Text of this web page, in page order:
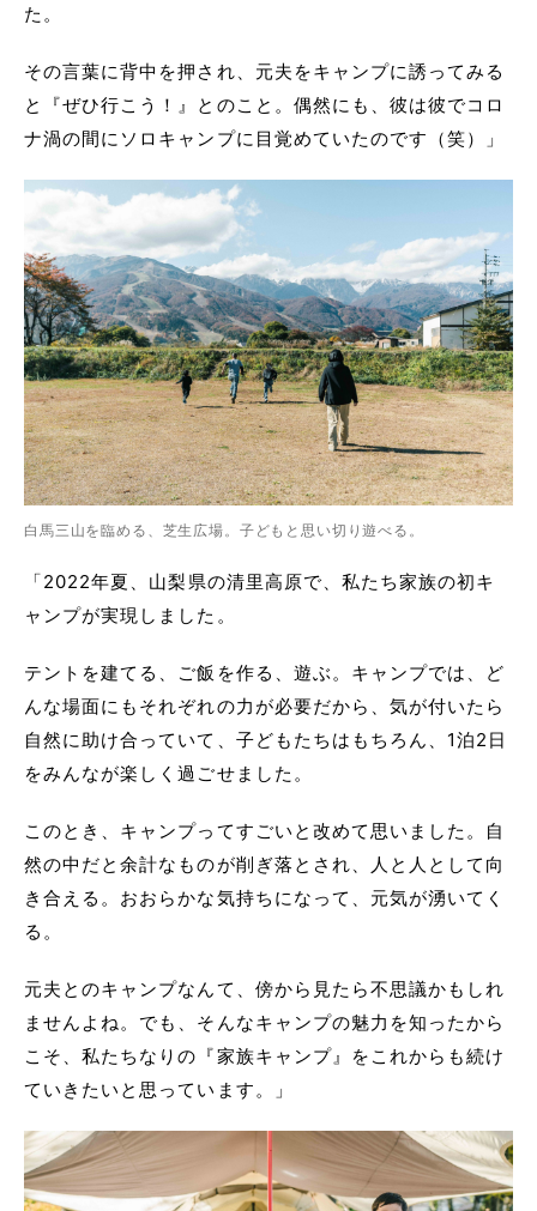
た。
その言葉に背中を押され、元夫をキャンプに誘ってみる
と『ぜひ行こう！』とのこと。偶然にも、彼は彼でコロ
ナ渦の間にソロキャンプに目覚めていたのです（笑）」
白馬三山を臨める、芝生広場。子どもと思い切り遊べる。
「2022年夏、山梨県の清里高原で、私たち家族の初キ
ャンプが実現しました。
テントを建てる、ご飯を作る、遊ぶ。キャンプでは、ど
んな場面にもそれぞれの力が必要だから、気が付いたら
自然に助け合っていて、子どもたちはもちろん、1泊2日
をみんなが楽しく過ごせました。
このとき、キャンプってすごいと改めて思いました。自
然の中だと余計なものが削ぎ落とされ、人と人として向
き合える。おおらかな気持ちになって、元気が湧いてく
る。
元夫とのキャンプなんて、傍から見たら不思議かもしれ
ませんよね。でも、そんなキャンプの魅力を知ったから
こそ、私たちなりの『家族キャンプ』をこれからも続け
ていきたいと思っています。」